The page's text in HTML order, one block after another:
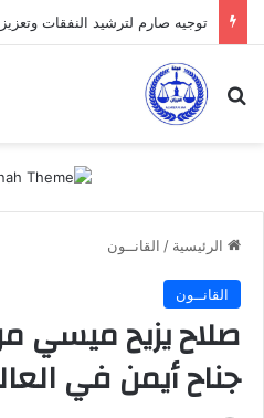
بحث عن
الرئيسية / القانــون
القانــون
صلاح يزيح ميسي
جناح أيمن في